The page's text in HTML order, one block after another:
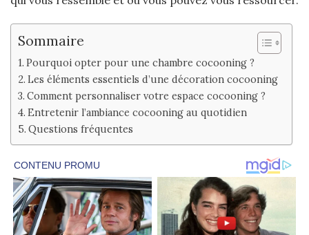
Sommaire
Pourquoi opter pour une chambre cocooning ?
Les éléments essentiels d’une décoration cocooning
Comment personnaliser votre espace cocooning ?
Entretenir l’ambiance cocooning au quotidien
Questions fréquentes